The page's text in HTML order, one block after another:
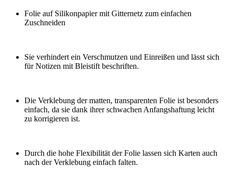
Folie auf Silikonpapier mit Gitternetz zum einfachen
Zuschneiden
Sie verhindert ein Verschmutzen und Einreißen und lässt sich
für Notizen mit Bleistift beschriften.
Die Verklebung der matten, transparenten Folie ist besonders
einfach, da sie dank ihrer schwachen Anfangshaftung leicht
zu korrigieren ist.
Durch die hohe Flexibilität der Folie lassen sich Karten auch
nach der Verklebung einfach falten.